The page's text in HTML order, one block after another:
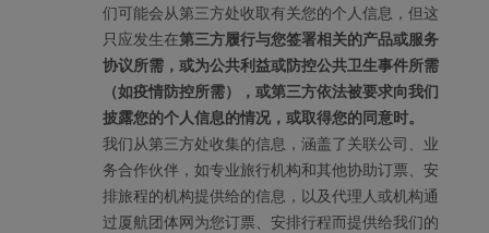
们可能会从第三方处收取有关您的个人信息，但这
只应发生在第三方履行与您签署相关的产品或服务
协议所需，或为公共利益或防控公共卫生事件所需
（如疫情防控所需），或第三方依法被要求向我们
披露您的个人信息的情况，或取得您的同意时。
我们从第三方处收集的信息，涵盖了关联公司、业
务合作伙伴，如专业旅行机构和其他协助订票、安
排旅程的机构提供给的信息，以及代理人或机构通
过厦航团体网为您订票、安排行程而提供给我们的